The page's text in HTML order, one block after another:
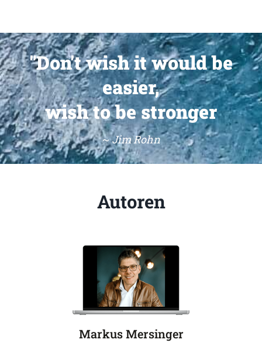
"Don't wish it would be
easier,
wish to be stronger
~Jim Rohn
Autoren
Markus Mersinger